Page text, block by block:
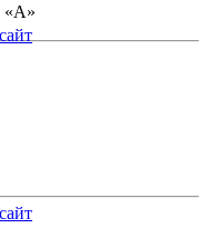
«А»